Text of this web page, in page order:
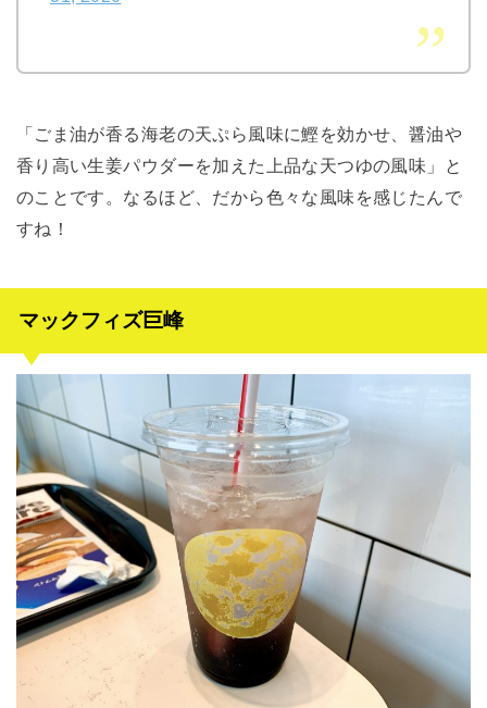
「ごま油が香る海老の天ぷら風味に鰹を効かせ、醤油や
香り高い生姜パウダーを加えた上品な天つゆの風味」と
のことです。なるほど、だから色々な風味を感じたんで
すね！
マックフィズ巨峰